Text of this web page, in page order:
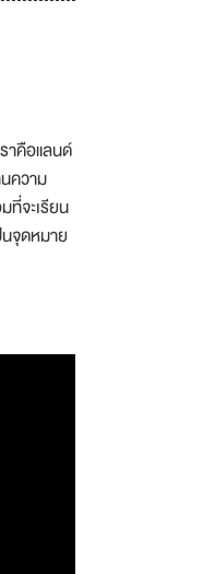
าคือแลนด์
ความ
ที่จะเรียน
จุดหมาย